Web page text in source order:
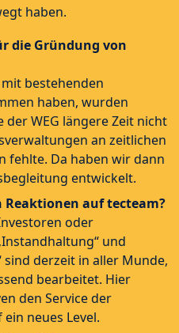
haben.
die Gründung von
bestehenden
haben, wurden
WEG längere Zeit nicht
an zeitlichen
fehlte. Da haben wir dann
entwickelt.
Reaktionen auf tecteam?
oder
und
sind derzeit in aller Munde,
bearbeitet. Hier
den Service der
neues Level.